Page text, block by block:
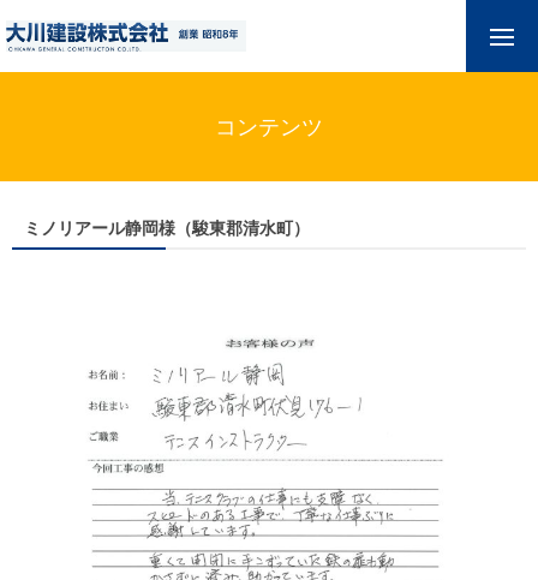
コンテンツ
ミノリアール静岡様（駿東郡清水町）